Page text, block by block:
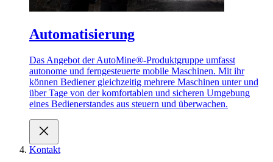
Automatisierung
Das Angebot der AutoMine®-Produktgruppe umfasst
autonome und ferngesteuerte mobile Maschinen. Mit ihr
können Bediener gleichzeitig mehrere Maschinen unter und
über Tage von der komfortablen und sicheren Umgebung
eines Bedienerstandes aus steuern und überwachen.
Kontakt